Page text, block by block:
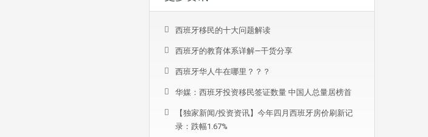
西班牙移民的十大问题解读
西班牙的教育体系详解—干货分享
西班牙华人牛在哪里？？？
华媒：西班牙投资移民签证数量 中国人总量居榜首
【独家新闻/投资资讯】今年四月西班牙房价刷新记
录：跌幅1.67%